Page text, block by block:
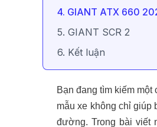
4. GIANT ATX 660
5. GIANT SCR 2
6. Kết luận
Bạn đang tìm kiếm
mẫu xe không chỉ giúp
đường. Trong bài viết